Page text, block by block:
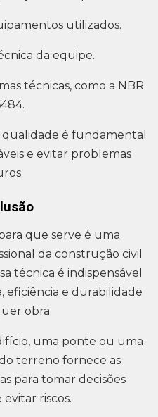
utilizados.
da equipe.
técnicas, como a NBR
é fundamental
e evitar problemas
que serve é uma
da construção civil
técnica é indispensável
eficiência e durabilidade
obra.
uma ponte ou uma
terreno fornece as
para tomar decisões
evitar riscos.